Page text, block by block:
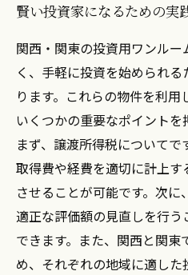
賢い投資家になるための実
関西・関東の投資用ワンル
く、手軽に投資を始められ
ります。これらの物件を利用
いくつかの重要なポイントを
まず、譲渡所得税についてで
取得費や経費を適切に計上
させることが可能です。次に
適正な評価額の見直しを行
できます。また、関西と関
め、それぞれの地域に適し